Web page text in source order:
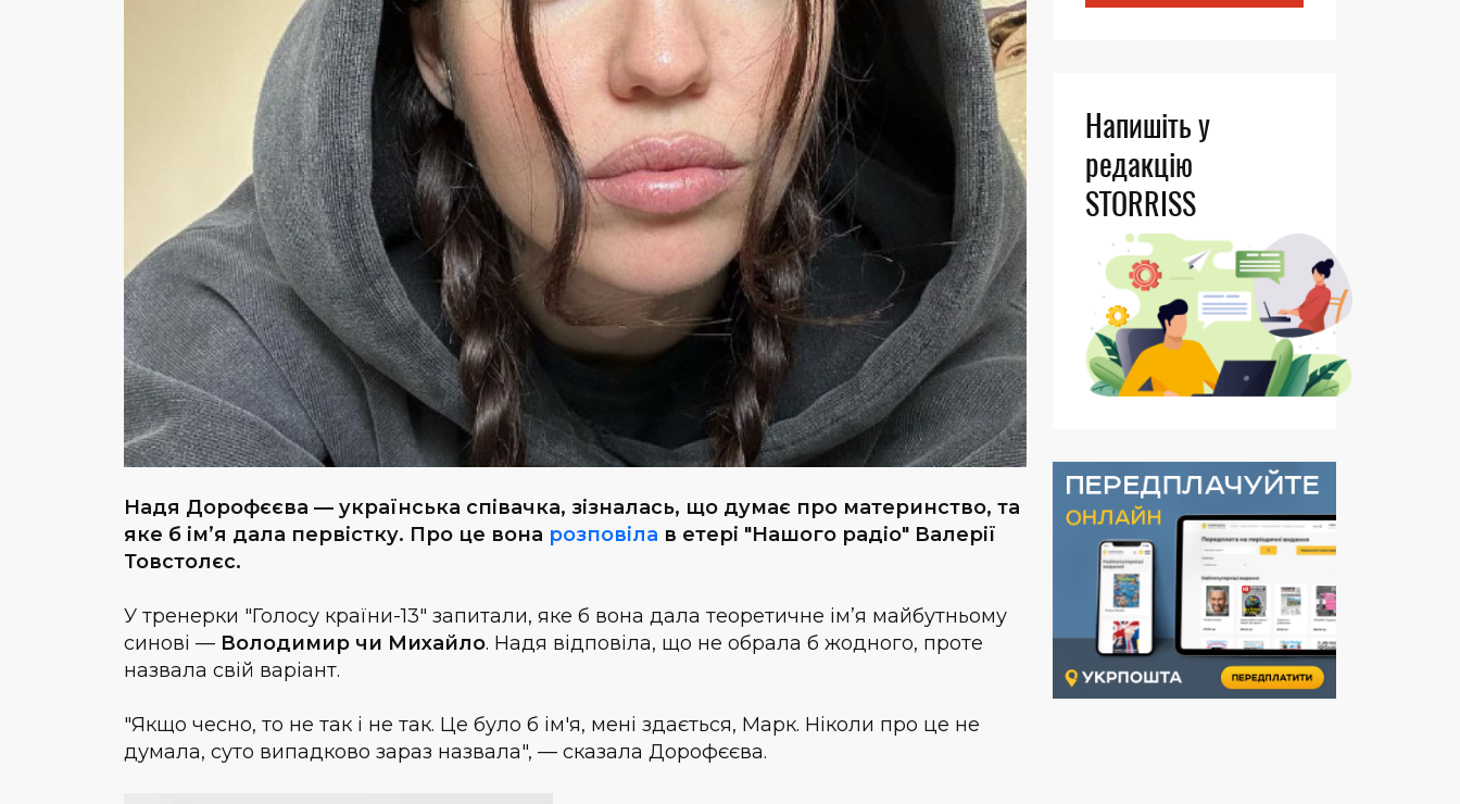
Надя Дорофєєва — українська співачка, зізналась, що думає про материнство, та
яке б ім’я дала первістку. Про це вона розповіла в етері "Нашого радіо" Валерії
Товстолєс.
У тренерки "Голосу країни-13" запитали, яке б вона дала теоретичне ім’я майбутньому
синові — Володимир чи Михайло. Надя відповіла, що не обрала б жодного, проте
назвала свій варіант.
"Якщо чесно, то не так і не так. Це було б ім'я, мені здається, Марк. Ніколи про це не
думала, суто випадково зараз назвала", — сказала Дорофєєва.
Напишіть у
редакцію
STORRISS